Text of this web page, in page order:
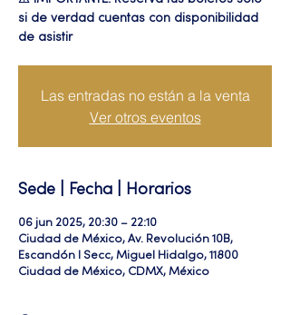
si de verdad cuentas con disponibilidad
de asistir
Las entradas no están a la venta
Ver otros eventos
Sede | Fecha | Horarios
06 jun 2025, 20:30 – 22:10
Ciudad de México, Av. Revolución 10B,
Escandón I Secc, Miguel Hidalgo, 11800
Ciudad de México, CDMX, México